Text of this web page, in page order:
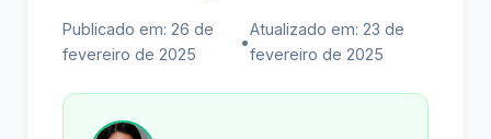
Publicado em: 26 de
fevereiro de 2025
•
Atualizado em: 23 de
fevereiro de 2025